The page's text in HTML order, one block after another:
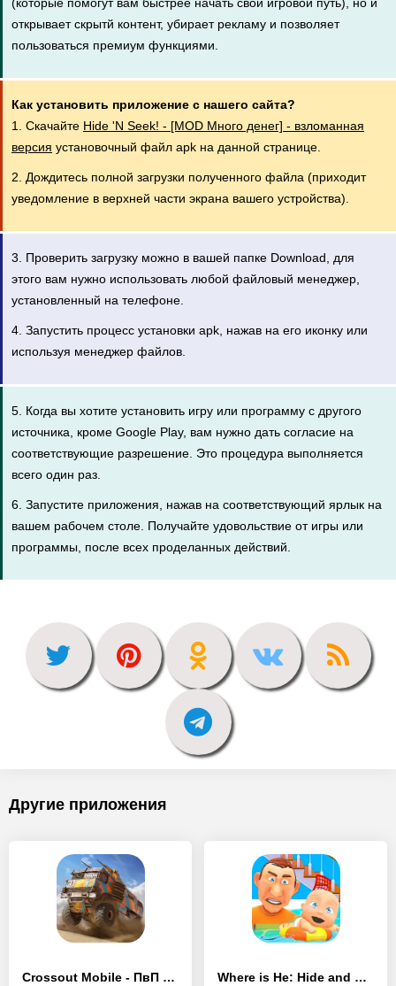
открывает скрытй контент, убирает рекламу и позволяет
пользоваться премиум функциями.
Как установить приложение с нашего сайта?
1. Скачайте Hide 'N Seek! - [MOD Много денег] - взломанная
версия установочный файл apk на данной странице.
2. Дождитесь полной загрузки полученного файла (приходит
уведомление в верхней части экрана вашего устройства).
3. Проверить загрузку можно в вашей папке Download, для
этого вам нужно использовать любой файловый менеджер,
установленный на телефоне.
4. Запустить процесс установки apk, нажав на его иконку или
используя менеджер файлов.
5. Когда вы хотите установить игру или программу с другого
источника, кроме Google Play, вам нужно дать согласие на
соответствующие разрешение. Это процедура выполняется
всего один раз.
6. Запустите приложения, нажав на соответствующий ярлык на
вашем рабочем столе. Получайте удовольствие от игры или
программы, после всех проделанных действий.
Другие приложения
Crossout Mobile - ПвП экшен - [MOD Бесконечные монеты] Where is He: Hide and Seek - [MOD Много монет]